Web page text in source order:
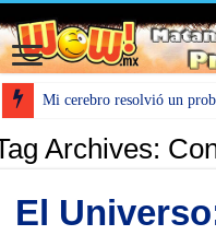
Mi cerebro resolvió un
Archives:
El